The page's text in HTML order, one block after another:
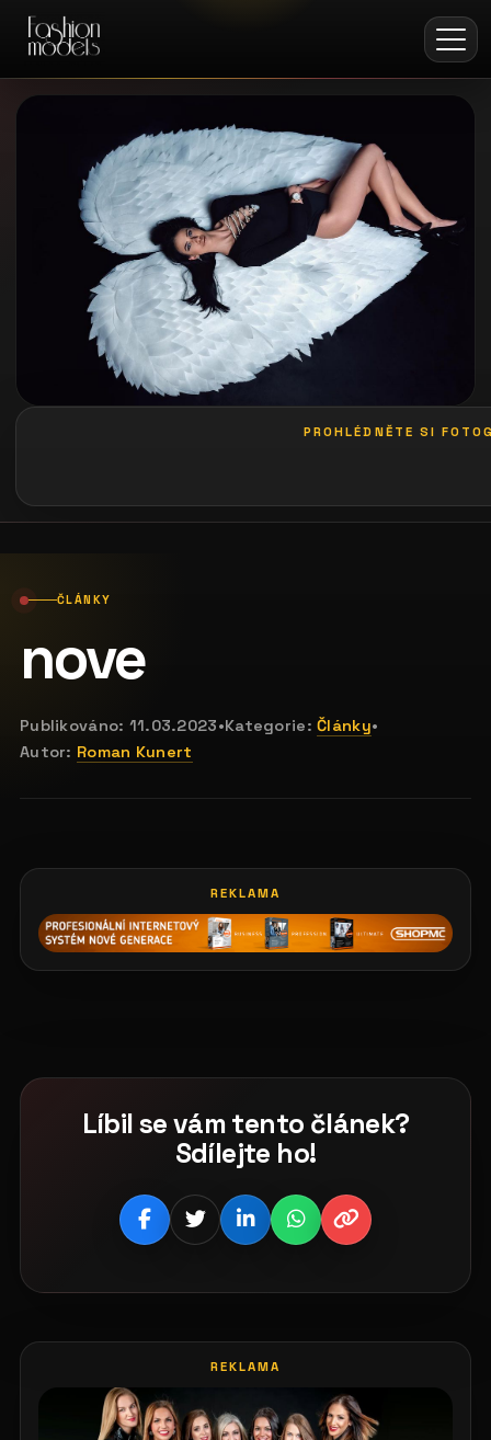
PROHLÉDNĚTE SI
ČLÁNKY
nove
Publikováno: 11.03.2023•Kategorie:Články•
Autor: Roman Kunert
REKLAMA
Líbil se vám tento článek?
Sdílejte ho!
REKLAMA